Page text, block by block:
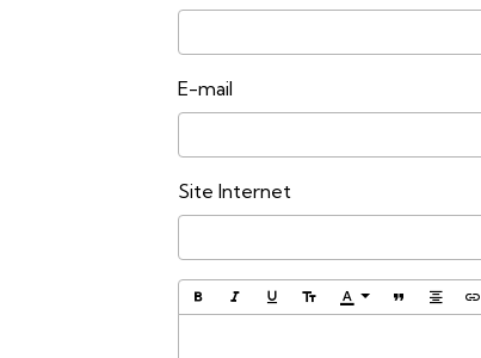
E-mail
Site Internet